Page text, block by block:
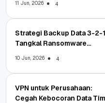
11 Jun, 2026 4
Strategi Backup Data 3-2-
Tangkal Ransomware
10 Jun, 2026 4
VPN untuk Perusahaan:
Cegah Kebocoran Data Tim